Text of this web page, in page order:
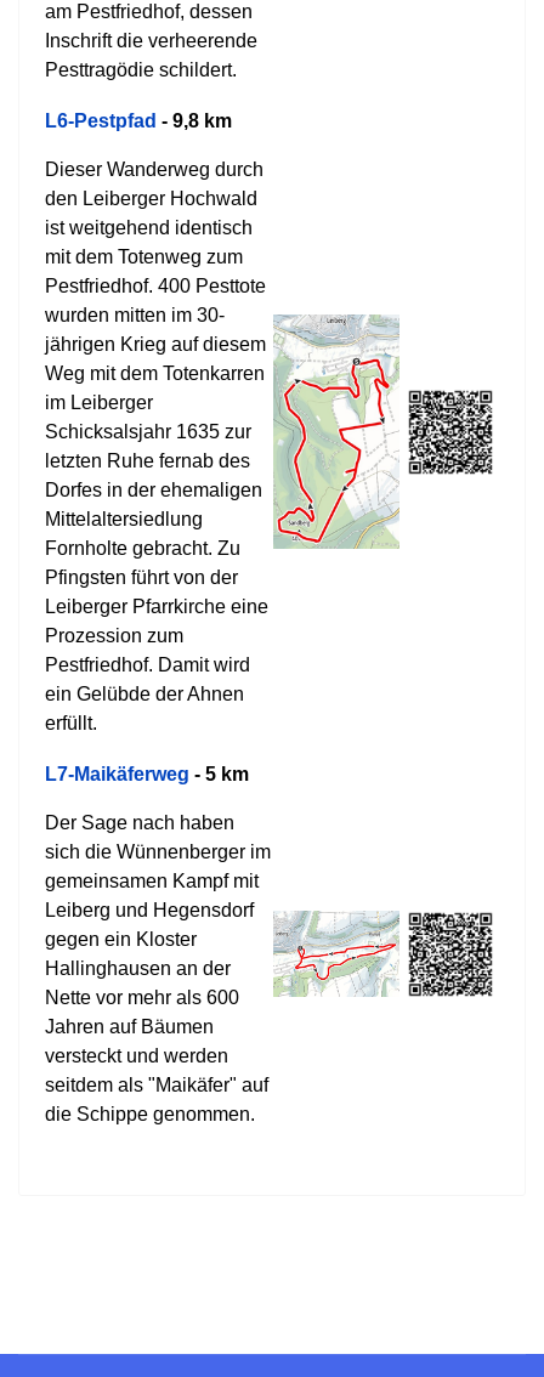
am Pestfriedhof, dessen
Inschrift die verheerende
Pesttragödie schildert.
L6-Pestpfad - 9,8 km
Dieser Wanderweg durch
den Leiberger Hochwald
ist weitgehend identisch
mit dem Totenweg zum
Pestfriedhof. 400 Pesttote
wurden mitten im 30-
jährigen Krieg auf diesem
Weg mit dem Totenkarren
im Leiberger
Schicksalsjahr 1635 zur
letzten Ruhe fernab des
Dorfes in der ehemaligen
Mittelaltersiedlung
Fornholte gebracht. Zu
Pfingsten führt von der
Leiberger Pfarrkirche eine
Prozession zum
Pestfriedhof. Damit wird
ein Gelübde der Ahnen
erfüllt.
L7-Maikäferweg - 5 km
Der Sage nach haben
sich die Wünnenberger im
gemeinsamen Kampf mit
Leiberg und Hegensdorf
gegen ein Kloster
Hallinghausen an der
Nette vor mehr als 600
Jahren auf Bäumen
versteckt und werden
seitdem als "Maikäfer" auf
die Schippe genommen.